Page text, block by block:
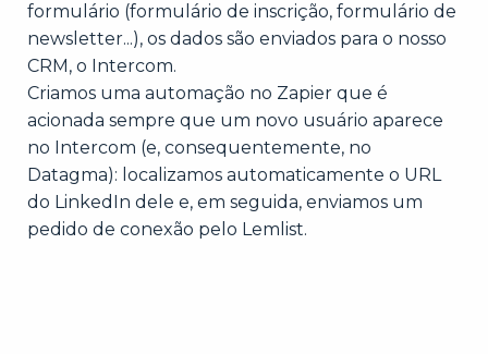
formulário (formulário de inscrição, formulário de
newsletter...), os dados são enviados para o nosso
CRM, o Intercom.
Criamos uma automação no Zapier que é
acionada sempre que um novo usuário aparece
no Intercom (e, consequentemente, no
Datagma): localizamos automaticamente o URL
do LinkedIn dele e, em seguida, enviamos um
pedido de conexão pelo Lemlist.